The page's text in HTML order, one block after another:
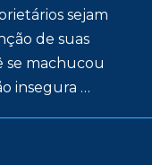
sejam
de suas
se machucou
insegura …